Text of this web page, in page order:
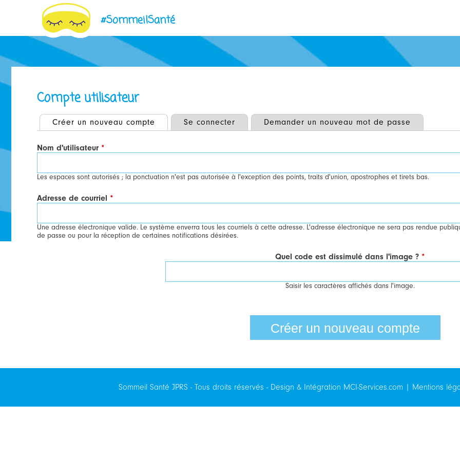
to
#SommeilSanté
Compte utilisateur
ONGLETS
PRINCIPAUX
Créer un nouveau compte (onglet actif)Se connecter Demander un nouveau mot de passe
Nom d'utilisateur *
Les espaces sont autorisés ; la ponctuation n'est pas autorisée à l'exception des points, traits d'union, apostrophes et tirets bas.
Adresse de courriel *
Une adresse électronique valide. Le système enverra tous les courriels à cette adresse. L'adresse électronique ne sera pas rendue
de passe ou pour la réception de certaines notifications désirées.
Quel code est dissimulé dans l'image ? *
Saisir les caractères affichés dans l'image.
Sommeil Santé JPRS - Tous droits réservés - Design & Intégration MCI-Services.com | Mentions